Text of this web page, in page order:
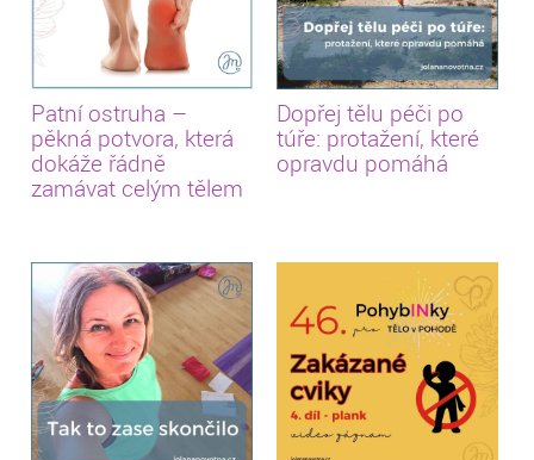
Patní ostruha –
pěkná potvora, která
dokáže řádně
zamávat celým tělem
Dopřej tělu péči po
túře: protažení, které
opravdu pomáhá